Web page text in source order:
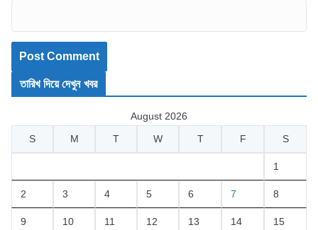
তারিখ দিয়ে দেখুন খবর
August 2026
S
M T W T F S
1
2 3 4 5 6 7 8
9 10 11 12 13 14 15